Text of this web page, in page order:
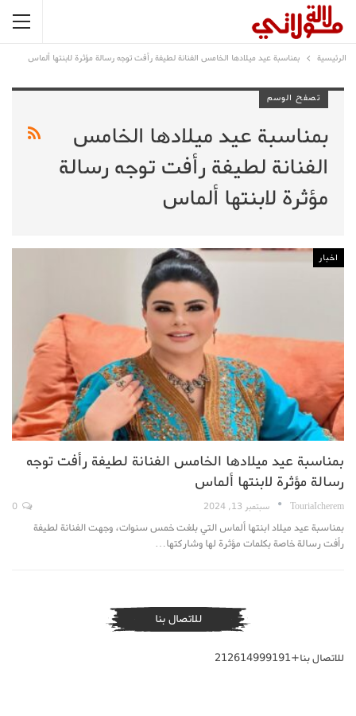
الرئيسية بمناسبة عيد ميلادها الخامس الفنانة لطيفة رأفت توجه رسالة مؤثرة لابنتها ألماس
تصفح الوسم
بمناسبة عيد ميلادها الخامس
الفنانة لطيفة رأفت توجه رسالة
مؤثرة لابنتها ألماس
اخبار
بمناسبة عيد ميلادها الخامس الفنانة لطيفة رأفت توجه
رسالة مؤثرة لابنتها ألماس
TouriaIcherem سبتمبر 13, 2024
بمناسبة عيد ميلاد ابنتها ألماس التي بلغت خمس سنوات، وجهت الفنانة لطيفة
رأفت رسالة خاصة بكلمات مؤثرة لها وشاركتها…
للاتصال بنا
للاتصال بنا+212614999191